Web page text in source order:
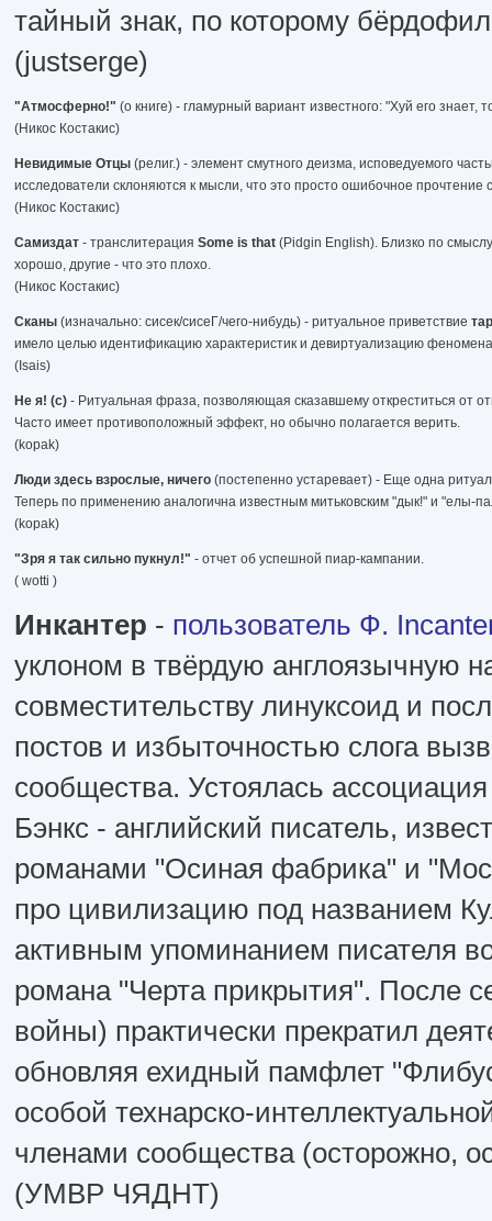
тайный знак, по которому
(justserge)
"Атмосферно!" (о книге) - гламурный вариант известного: "Хуй его знает,
(Никос Костакис)
Невидимые Отцы (религ.) - элемент смутного деизма, исповедуемого
исследователи склоняются к мысли, что это просто ошибочное
(Никос Костакис)
Самиздат - транслитерация Some is that (Pidgin English). Близко по
хорошо, другие - что это плохо.
(Никос Костакис)
Сканы (изначально: сисек/сисеГ/чего-нибудь) - ритуальное приветствие
имело целью идентификацию характеристик и девиртуализацию
(Isais)
Не я! (с) - Ритуальная фраза, позволяющая сказавшему откреститься от
Часто имеет противоположный эффект, но обычно полагается верить.
(kopak)
Люди здесь взрослые, ничего (постепенно устаревает) - Еще одна
Теперь по применению аналогична известным митьковским "дык!" и "елы-
(kopak)
"Зря я так сильно пукнул!" - отчет об успешной пиар-кампании.
( wotti )
Инкантер - пользователь Ф.
уклоном в твёрдую англоязычную
совместительству линуксоид и
постов и избыточностью слога
сообщества. Устоялась
Бэнкс - английский писатель,
романами "Осиная фабрика" и
про цивилизацию под названием
активным упоминанием писателя
романа "Черта прикрытия". После
войны) практически прекратил
обновляя ехидный памфлет
особой технарско-
членами сообщества (осторожно,
(УМВР ЧЯДНТ)